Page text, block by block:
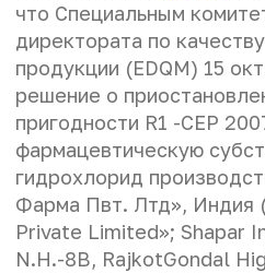
что Специальным
директората по
продукции (EDQM) 15
решение о
пригодности R1 -СЕР
фармацевтическую
гидрохлорид
Фарма Пвт. Лтд», Индия
Private Limited»; Shapar
N.H.-8B, RajkotGondal